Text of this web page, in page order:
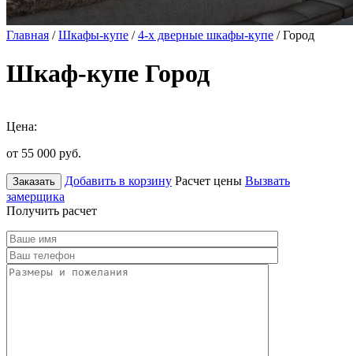
Главная /Шкафы-купе /4-х дверные шкафы-купе / Город
Шкаф-купе Город
Цена:
от 55 000 руб.
Заказать Добавить в корзину Расчет цены Вызвать
замерщика
Получить расчет